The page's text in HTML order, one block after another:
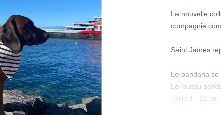
La nouvelle
compagnie
Saint James
Le bandana
Le toutou
Taille 1 : 22